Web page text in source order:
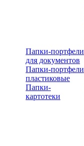
Папки-портфели
для документов
Папки-портфели
пластиковые
Папки-
картотеки